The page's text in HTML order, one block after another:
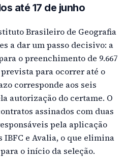
até 17 de junho
Brasileiro de Geografia
a dar um passo decisivo: a
o preenchimento de 9.667
para ocorrer até o
corresponde aos seis
autorização do certame. O
assinados com duas
pela aplicação
IBFC e Avalia, o que elimina
o início da seleção.